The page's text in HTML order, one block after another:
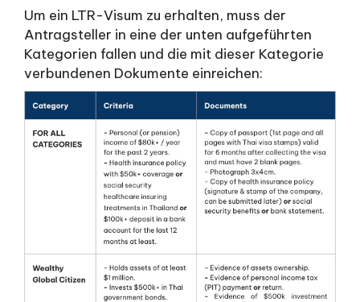
Um ein LTR-Visum zu erhalten, muss der
Antragsteller in eine der unten aufgeführten
Kategorien fallen und die mit dieser Kategorie
verbundenen Dokumente einreichen: